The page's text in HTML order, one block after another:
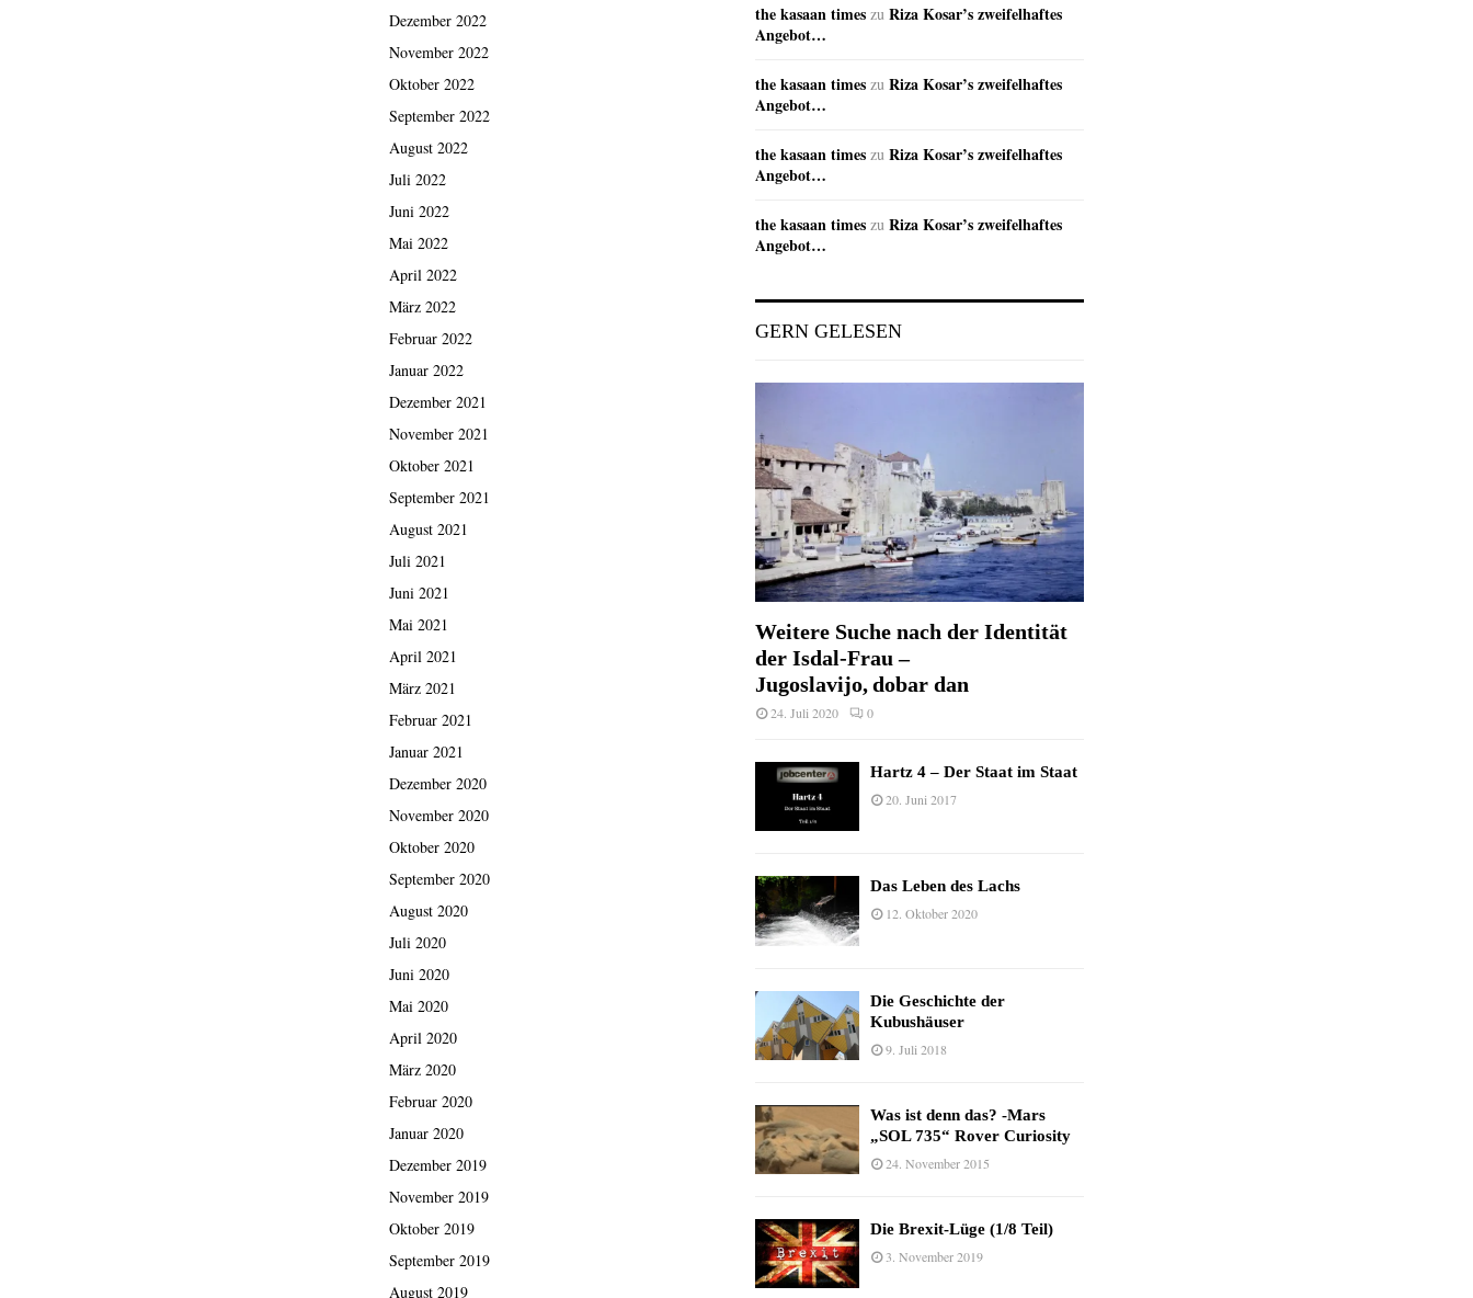
Dezember 2022
November 2022
Oktober 2022
September 2022
August 2022
Juli 2022
Juni 2022
Mai 2022
April 2022
März 2022
Februar 2022
Januar 2022
Dezember 2021
November 2021
Oktober 2021
September 2021
August 2021
Juli 2021
Juni 2021
Mai 2021
April 2021
März 2021
Februar 2021
Januar 2021
Dezember 2020
November 2020
Oktober 2020
September 2020
August 2020
Juli 2020
Juni 2020
Mai 2020
April 2020
März 2020
Februar 2020
Januar 2020
Dezember 2019
November 2019
Oktober 2019
September 2019
August 2019
the kasaan times zu Riza Kosar’s zweifelhaftes
Angebot…
the kasaan times zu Riza Kosar’s zweifelhaftes
Angebot…
the kasaan times zu Riza Kosar’s zweifelhaftes
Angebot…
the kasaan times zu Riza Kosar’s zweifelhaftes
Angebot…
GERN GELESEN
Weitere Suche nach der Identität
der Isdal-Frau –
Jugoslavijo, dobar dan
24. Juli 2020 0
Hartz 4 – Der Staat im Staat
20. Juni 2017
Das Leben des Lachs
12. Oktober 2020
Die Geschichte der
Kubushäuser
9. Juli 2018
Was ist denn das? -Mars
„SOL 735“ Rover Curiosity
24. November 2015
Die Brexit-Lüge (1/8 Teil)
3. November 2019